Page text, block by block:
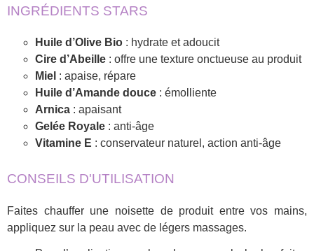
INGRÉDIENTS STARS
Huile d’Olive Bio : hydrate et adoucit
Cire d’Abeille : offre une texture onctueuse au produit
Miel : apaise, répare
Huile d’Amande douce : émolliente
Arnica : apaisant
Gelée Royale : anti-âge
Vitamine E : conservateur naturel, action anti-âge
CONSEILS D'UTILISATION
Faites chauffer une noisette de produit entre vos mains,
appliquez sur la peau avec de légers massages.